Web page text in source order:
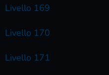
Livello 169
Livello 170
Livello 171